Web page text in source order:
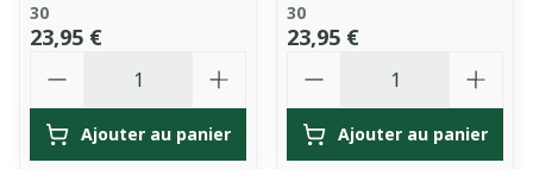
30
23,95 €
Ajouter au panier
30
23,95 €
Ajouter au panier